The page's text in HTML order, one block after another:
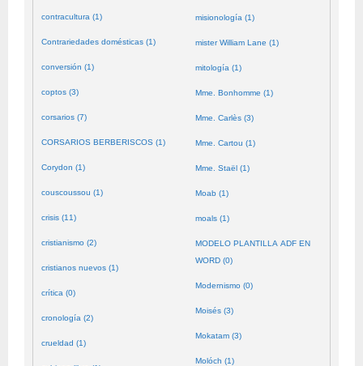
contracultura (1)
Contrariedades domésticas (1)
conversión (1)
coptos (3)
corsarios (7)
CORSARIOS BERBERISCOS (1)
Corydon (1)
couscoussou (1)
crisis (11)
cristianismo (2)
cristianos nuevos (1)
crítica (0)
cronología (2)
crueldad (1)
misionología (1)
mister William Lane (1)
mitología (1)
Mme. Bonhomme (1)
Mme. Carlès (3)
Mme. Cartou (1)
Mme. Staël (1)
Moab (1)
moals (1)
MODELO PLANTILLA ADF EN
WORD (0)
Modernismo (0)
Moisés (3)
Mokatam (3)
Molóch (1)